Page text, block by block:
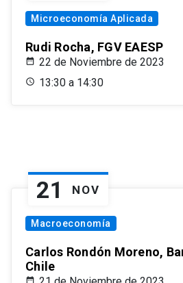
Microeconomía Aplicada
Rudi Rocha, FGV EAESP
22 de Noviembre de 2023
13:30 a 14:30
21 NOV
Macroeconomía
Carlos Rondón Moreno,
Chile